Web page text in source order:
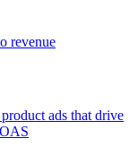
revenue
ads that drive